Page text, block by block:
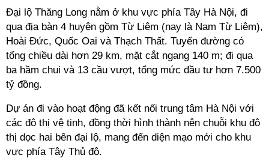
Đại lộ Thăng Long nằm ở khu vực phía Tây Hà Nội, đi
qua địa bàn 4 huyện gồm Từ Liêm (nay là Nam Từ Liêm),
Hoài Đức, Quốc Oai và Thạch Thất. Tuyến đường có
tổng chiều dài hơn 29 km, mặt cắt ngang 140 m; đi qua
ba hầm chui và 13 cầu vượt, tổng mức đầu tư hơn 7.500
tỷ đồng.
Dự án đi vào hoạt động đã kết nối trung tâm Hà Nội với
các đô thị vệ tinh, đồng thời hình thành nên chuỗi khu đô
thị dọc hai bên đại lộ, mang đến diện mạo mới cho khu
vực phía Tây Thủ đô.